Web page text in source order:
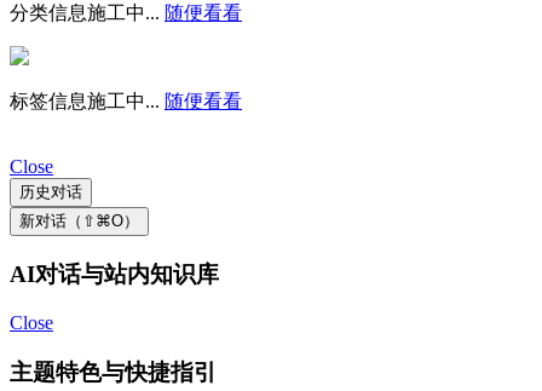
分类信息施工中... 随便看看
标签信息施工中... 随便看看
Close
历史对话
新对话（⇧⌘O）
AI对话与站内知识库
Close
主题特色与快捷指引